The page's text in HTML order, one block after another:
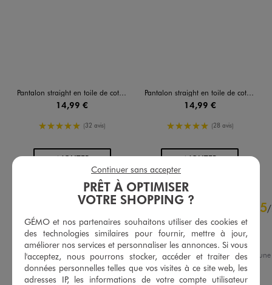
Pantalon straight en toile de coton taille ajustable fille
14,99 €
5/5 de moyenne
(32 avis)
AJOUTERAU PANIER
Pantalon straight en toile de coton taille ajustable fille
14,99 €
5/5 de moyenne
(28 avis)
AJOUTERAU PANIER
4.8/5
Basé sur35 avis soumis à un
contrôle
5/
Avis vérifié et récompensé
Parfait
Avis du08/08/2026
, suite à
27/07/2026
par E.L.
PRÊT À OPTIMISER
VOTRE SHOPPING ?
GÉMO et nos partenaires souhaitons utiliser des cookies et
des technologies similaires pour fournir, mettre à jour,
améliorer nos services et personnaliser les annonces. Si vous
l'acceptez, nous pourrons stocker, accéder et traiter des
données personnelles telles que vos visites à ce site web, les
adresses IP, les informations de votre compte utilisateur
Continuer sans accepter